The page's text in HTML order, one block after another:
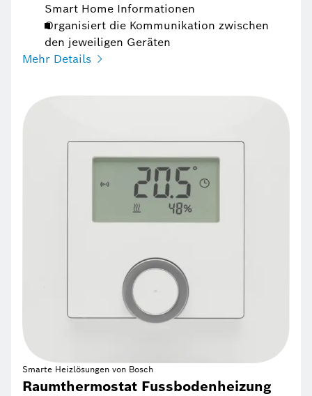
Smart Home Informationen
Organisiert die Kommunikation zwischen
den jeweiligen Geräten
Mehr Details
Smarte Heizlösungen von Bosch
Raumthermostat Fussbodenheizung